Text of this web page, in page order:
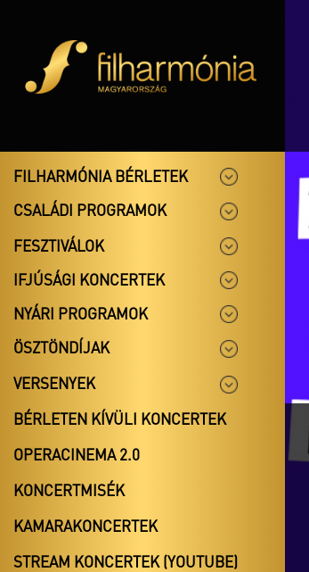
FILHARMÓNIA BÉRLETEK
CSALÁDI PROGRAMOK
FESZTIVÁLOK
IFJÚSÁGI KONCERTEK
NYÁRI PROGRAMOK
ÖSZTÖNDÍJAK
VERSENYEK
BÉRLETEN KÍVÜLI KONCERTEK
OPERACINEMA 2.0
KONCERTMISÉK
KAMARAKONCERTEK
STREAM KONCERTEK (YOUTUBE)